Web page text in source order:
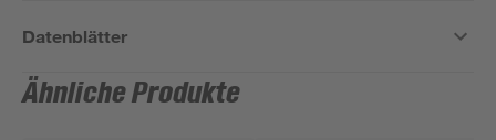
Datenblätter
Ähnliche Produkte